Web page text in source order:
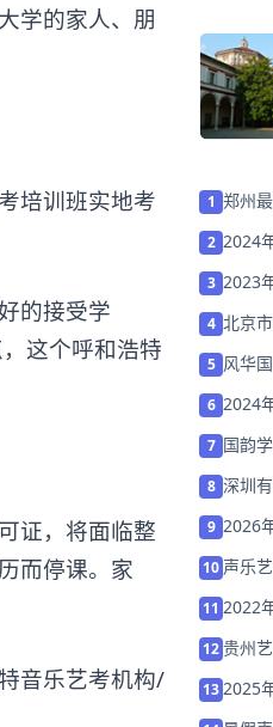
学的家人、朋
培训班实地考
的接受学
这个呼和浩特
证，将面临整
而停课。家
音乐艺考机构/
1 郑州
2 2024
3 2023
4 北京
5 风华
6 2024
7 国韵
8 深圳
9 2026
10 声乐
11 2022
12贵州
132025